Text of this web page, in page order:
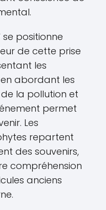
se positionne
de cette prise
les
abordant les
la pollution et
permet
Les
repartent
des souvenirs,
compréhension
anciens